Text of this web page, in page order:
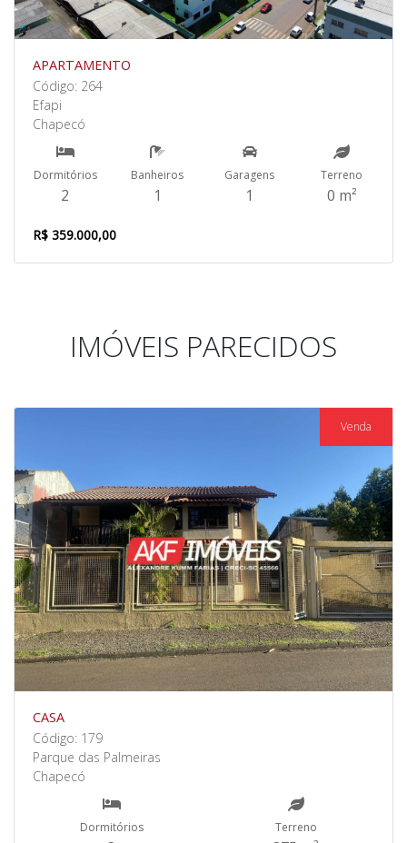
APARTAMENTO
Código: 264
Efapi
Chapecó
Dormitórios
2
Banheiros
1
Garagens
1
Terreno
0 m²
R$ 359.000,00
IMÓVEIS PARECIDOS
Venda
CASA
Código: 179
Parque das Palmeiras
Chapecó
Dormitórios Terreno